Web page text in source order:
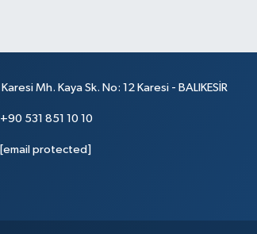
Karesi Mh. Kaya Sk. No: 12 Karesi - BALIKESİR
+90 531 851 10 10
[email protected]